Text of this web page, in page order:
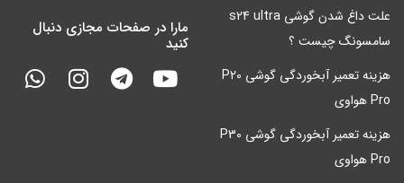
علت داغ شدن گوشی s24 ultra
سامسونگ چیست ؟
هزینه تعمیر آبخوردگی گوشی P20
Pro هواوی
هزینه تعمیر آبخوردگی گوشی P30
Pro هواوی
مارا در صفحات مجازی دنبال
کنید